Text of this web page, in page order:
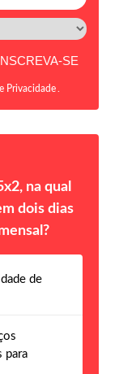
Privacidade
na qual
dois dias
de
para